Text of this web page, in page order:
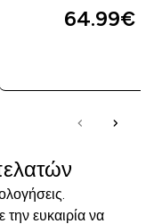
64.99€‎
την ευκαιρία να